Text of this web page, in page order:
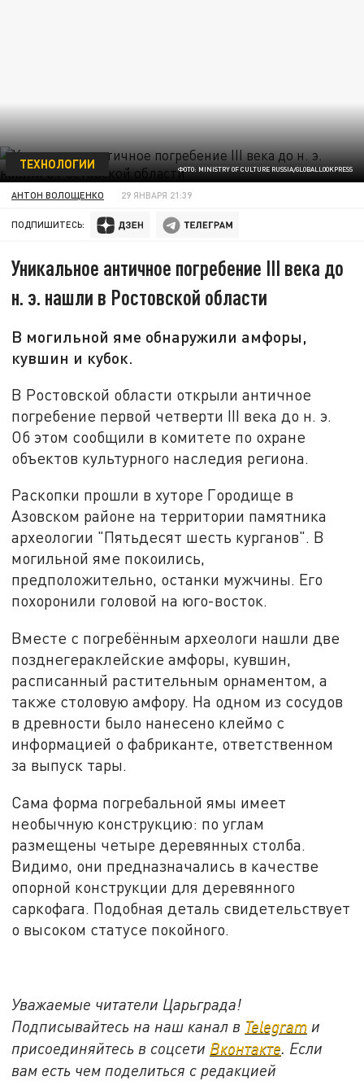
ФОТО: MINISTRY OF CULTURE RUSSIA/GLOBALLOOKPRESS
ТЕХНОЛОГИИ
АНТОН ВОЛОЩЕНКО 29 ЯНВАРЯ 21:39
ПОДПИШИТЕСЬ:
Уникальное античное погребение III века до
н. э. нашли в Ростовской области
В могильной яме обнаружили амфоры,
кувшин и кубок.
В Ростовской области открыли античное
погребение первой четверти III века до н. э.
Об этом сообщили в комитете по охране
объектов культурного наследия региона.
Раскопки прошли в хуторе Городище в
Азовском районе на территории памятника
археологии "Пятьдесят шесть курганов". В
могильной яме покоились,
предположительно, останки мужчины. Его
похоронили головой на юго-восток.
Вместе с погребённым археологи нашли две
позднегераклейские амфоры, кувшин,
расписанный растительным орнаментом, а
также столовую амфору. На одном из сосудов
в древности было нанесено клеймо с
информацией о фабриканте, ответственном
за выпуск тары.
Сама форма погребальной ямы имеет
необычную конструкцию: по углам
размещены четыре деревянных столба.
Видимо, они предназначались в качестве
опорной конструкции для деревянного
саркофага. Подобная деталь свидетельствует
о высоком статусе покойного.
Уважаемые читатели Царьграда!
Подписывайтесь на наш канал в Telegram и
присоединяйтесь в соцсети Вконтакте. Если
вам есть чем поделиться с редакцией